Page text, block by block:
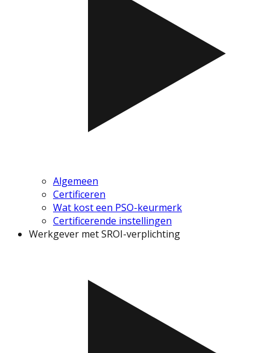
Algemeen
Certificeren
Wat kost een PSO-keurmerk
Certificerende instellingen
Werkgever met SROI-verplichting